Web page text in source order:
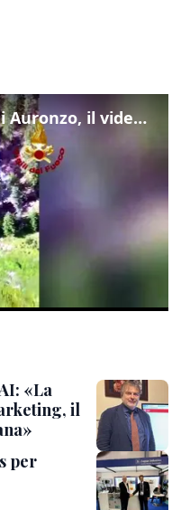
Frana lambisce le case di Auronzo, il video dall'elicottero dei vigili del fuoco
«La
il
per